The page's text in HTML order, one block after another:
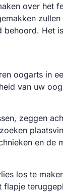
over het
Het
oogarts in
van uw
zeggen
en de
los te